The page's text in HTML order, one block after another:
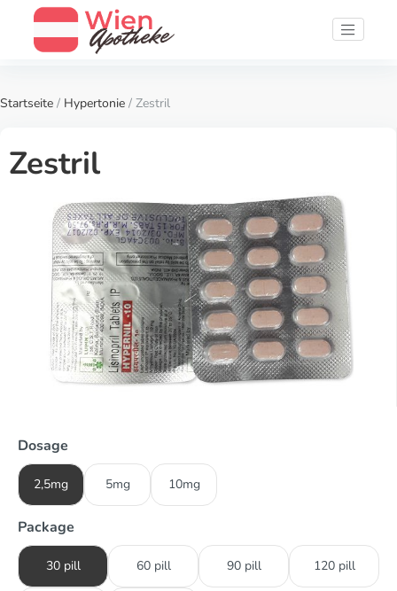
Startseite / Hypertonie / Zestril
Zestril
Dosage
2,5mg 5mg 10mg
Package
30 pill 60 pill 90 pill 120 pill